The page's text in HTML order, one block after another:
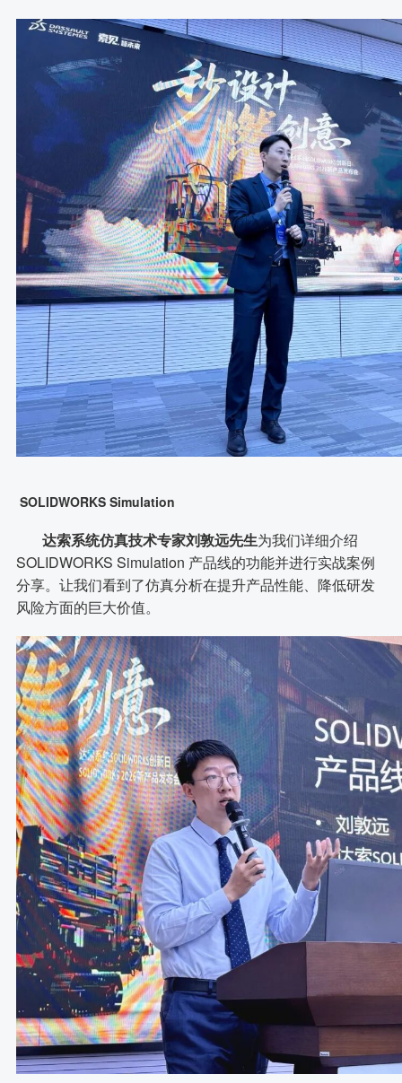
SOLIDWORKS Simulation
达索系统仿真技术专家刘敦远先生为我们详细介绍
SOLIDWORKS Simulation 产品线的功能并进行实战案例
分享。让我们看到了仿真分析在提升产品性能、降低研发
风险方面的巨大价值。